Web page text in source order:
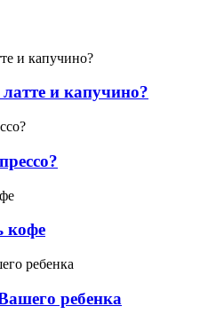
и капучино?
кофе
ребенка